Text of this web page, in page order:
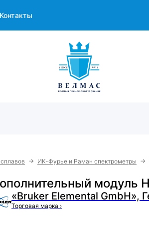
Контакты
→ ИК-Фурье и Раман спектрометры →
модуль
«Bruker Elemental GmbH»,
Торговая марка ›